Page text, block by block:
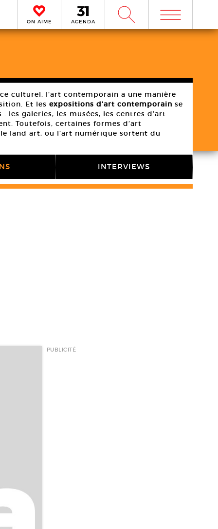
ON AIME AGENDA W m
culturel, l’art contemporain a une manière
Et les expositions d’art contemporain se
galeries, les musées, les centres d’art
Toutefois, certaines formes d’art
land art, ou l’art numérique sortent du
INTERVIEWS
PUBLICITÉ